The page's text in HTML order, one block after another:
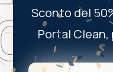
Sconto del
Portal Clean,